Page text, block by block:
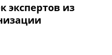
экспертов из